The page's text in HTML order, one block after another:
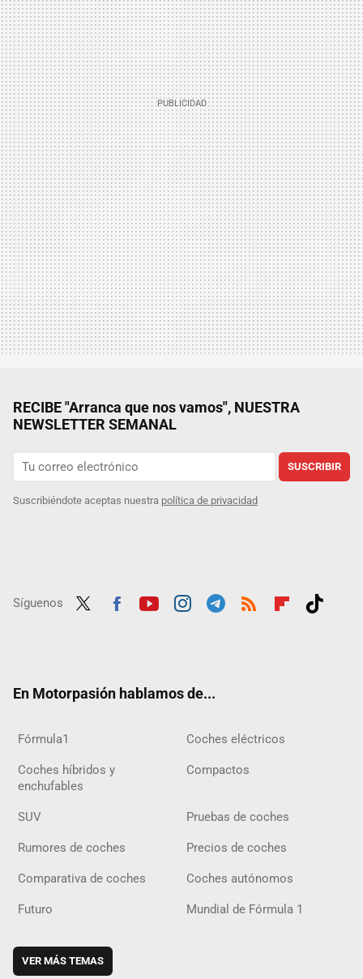
RECIBE "Arranca que nos vamos", NUESTRA
NEWSLETTER SEMANAL
SUSCRIBIR
Suscribiéndote aceptas nuestra política de privacidad
Síguenos
En Motorpasión hablamos de...
Fórmula1 Coches eléctricos
Coches híbridos y
enchufables
Compactos
SUV Pruebas de coches
Rumores de coches Precios de coches
Comparativa de coches Coches autónomos
Futuro Mundial de Fórmula 1
VER MÁS TEMAS